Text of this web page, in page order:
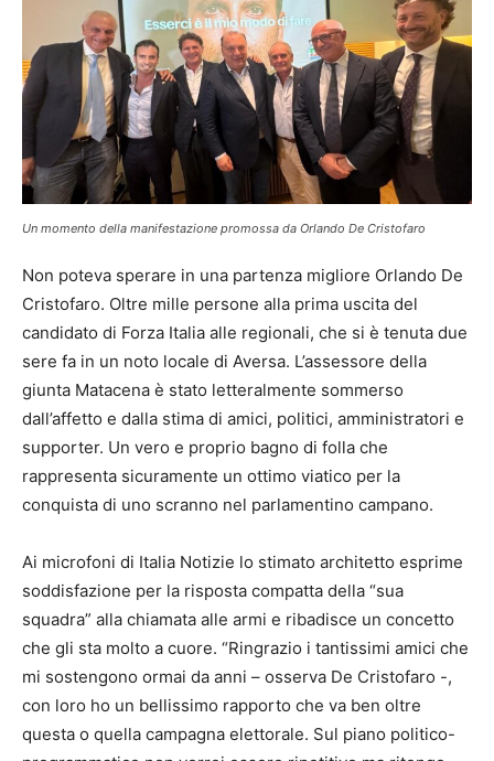
Un momento della manifestazione promossa da Orlando De Cristofaro
Non poteva sperare in una partenza migliore Orlando De
Cristofaro. Oltre mille persone alla prima uscita del
candidato di Forza Italia alle regionali, che si è tenuta due
sere fa in un noto locale di Aversa. L’assessore della
giunta Matacena è stato letteralmente sommerso
dall’affetto e dalla stima di amici, politici, amministratori e
supporter. Un vero e proprio bagno di folla che
rappresenta sicuramente un ottimo viatico per la
conquista di uno scranno nel parlamentino campano.
Ai microfoni di Italia Notizie lo stimato architetto esprime
soddisfazione per la risposta compatta della “sua
squadra” alla chiamata alle armi e ribadisce un concetto
che gli sta molto a cuore. “Ringrazio i tantissimi amici che
mi sostengono ormai da anni – osserva De Cristofaro -,
con loro ho un bellissimo rapporto che va ben oltre
questa o quella campagna elettorale. Sul piano politico-